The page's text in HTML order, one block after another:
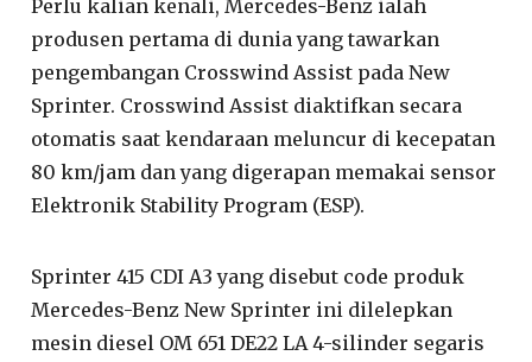
Perlu kalian kenali, Mercedes-Benz ialah
produsen pertama di dunia yang tawarkan
pengembangan Crosswind Assist pada New
Sprinter. Crosswind Assist diaktifkan secara
otomatis saat kendaraan meluncur di kecepatan
80 km/jam dan yang digerapan memakai sensor
Elektronik Stability Program (ESP).
Sprinter 415 CDI A3 yang disebut code produk
Mercedes-Benz New Sprinter ini dilelepkan
mesin diesel OM 651 DE22 LA 4-silinder segaris